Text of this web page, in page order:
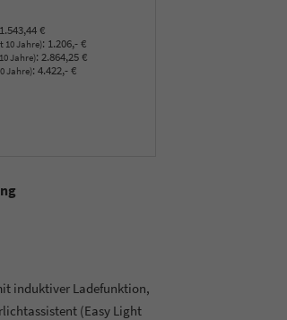
1.543,44 €
10 Jahre): 1.206,- €
Jahre): 2.864,25 €
Jahre): 4.422,- €
induktiver Ladefunktion,
(Easy Light